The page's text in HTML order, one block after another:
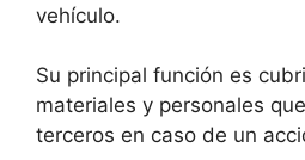
vehículo.
Su principal función es
materiales y personales
terceros en caso de un